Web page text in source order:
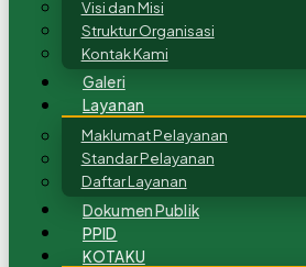
Visi dan Misi
Struktur Organisasi
Kontak Kami
Galeri
Layanan
Maklumat Pelayanan
Standar Pelayanan
Daftar Layanan
Dokumen Publik
PPID
KOTAKU